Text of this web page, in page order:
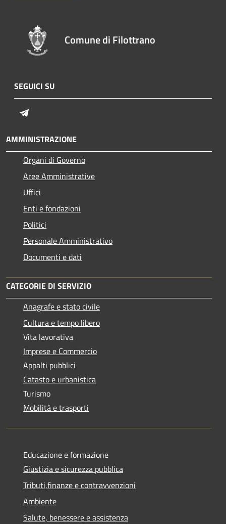
Comune di Filottrano
SEGUICI SU
AMMINISTRAZIONE
Organi di Governo
Aree Amministrative
Uffici
Enti e fondazioni
Politici
Personale Amministrativo
Documenti e dati
CATEGORIE DI SERVIZIO
Anagrafe e stato civile
Cultura e tempo libero
Vita lavorativa
Imprese e Commercio
Appalti pubblici
Catasto e urbanistica
Turismo
Mobilità e trasporti
Educazione e formazione
Giustizia e sicurezza pubblica
Tributi,finanze e contravvenzioni
Ambiente
Salute, benessere e assistenza